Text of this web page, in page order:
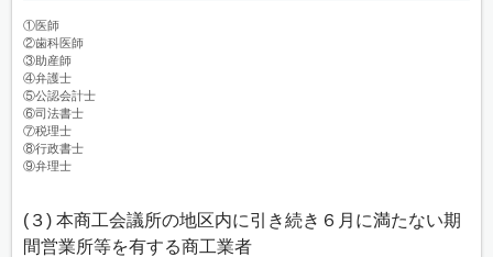
①医師
②歯科医師
③助産師
④弁護士
⑤公認会計士
⑥司法書士
⑦税理士
⑧行政書士
⑨弁理士
(３) 本商工会議所の地区内に引き続き６月に満たない期
間営業所等を有する商工業者